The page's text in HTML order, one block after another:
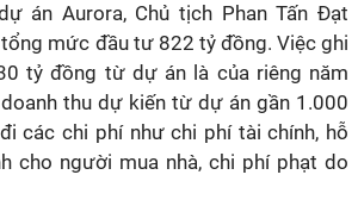
án Aurora, Chủ tịch Phan Tấn Đạt
mức đầu tư 822 tỷ đồng. Việc ghi
tỷ đồng từ dự án là của riêng năm
thu dự kiến từ dự án gần 1.000
các chi phí như chi phí tài chính, hỗ
cho người mua nhà, chi phí phạt do